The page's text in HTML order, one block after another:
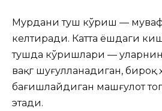
Мурдани туш кўриш —
келтиради. Катта ёшдаги
тушда кўришлари —
вақг шуғулланадиган, бироқ
бағишлайдиган машғулот
этади.